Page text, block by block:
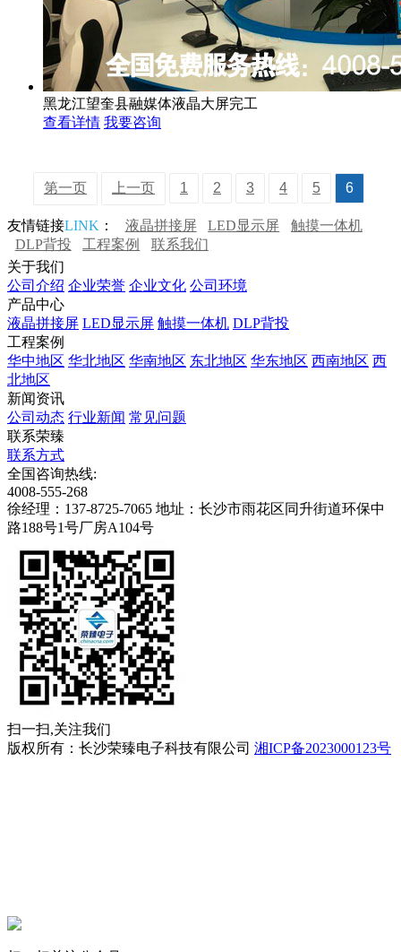
黑龙江望奎县融媒体液晶大屏完工
查看详情 我要咨询
第一页 上一页 1 2 3 4 5 6
友情链接LINK ： 液晶拼接屏 LED显示屏
触摸一体机
DLP背投
工程案例
联系我们
关于我们
公司介绍 企业荣誉 企业文化 公司环境
产品中心
液晶拼接屏 LED显示屏 触摸一体机 DLP背投
工程案例
华中地区 华北地区 华南地区 东北地区 华东地区 西南地区 西
北地区
新闻资讯
公司动态 行业新闻 常见问题
联系荣臻
联系方式
全国咨询热线:
4008-555-268
徐经理：137-8725-7065 地址：长沙市雨花区同升街道环保中
路188号1号厂房A104号
扫一扫,关注我们
版权所有：长沙荣臻电子科技有限公司 湘ICP备2023000123号